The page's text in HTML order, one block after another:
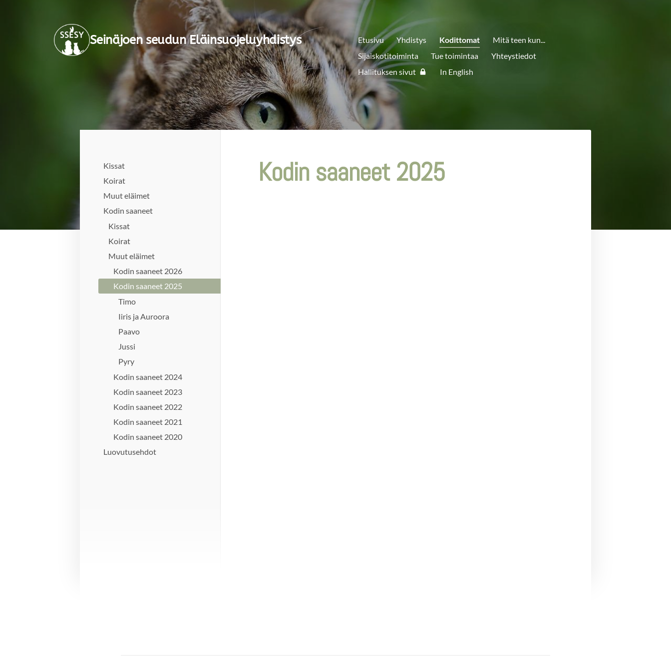
Seinäjoen seudun Eläinsuojeluyhdistys Etusivu Yhdistys Kodittomat
Mitä teen kun...
Sijaiskotitoiminta
Tue toimintaa
Yhteystiedot
Hallituksen sivut
In English
Kissat
Koirat
Muut eläimet
Kodin saaneet
Kissat
Koirat
Muut eläimet
Kodin saaneet 2026
Kodin saaneet 2025
Timo
Iiris ja Auroora
Paavo
Jussi
Pyry
Kodin saaneet 2024
Kodin saaneet 2023
Kodin saaneet 2022
Kodin saaneet 2021
Kodin saaneet 2020
Luovutusehdot
Kodin saaneet 2025